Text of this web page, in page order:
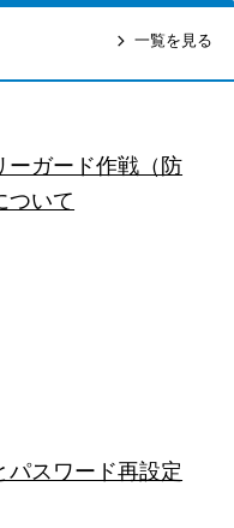
一覧を見る
ーガード作戦（防
ついて
パスワード再設定